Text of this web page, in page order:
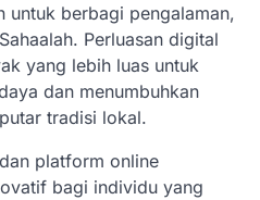
untuk berbagi pengalaman,
Perluasan digital
yang lebih luas untuk
dan menumbuhkan
tradisi lokal.
platform online
bagi individu yang